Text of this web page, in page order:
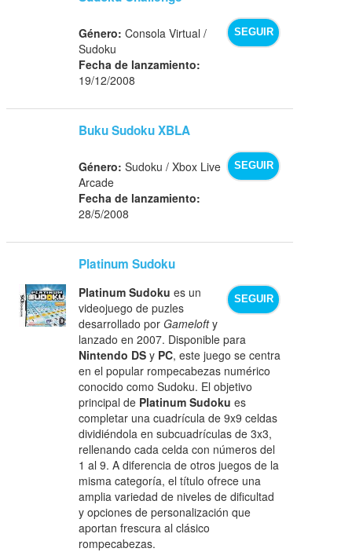
SEGUIR
Género: Consola Virtual /
Sudoku
Fecha de lanzamiento:
19/12/2008
Buku Sudoku XBLA
SEGUIR
Género: Sudoku / Xbox Live
Arcade
Fecha de lanzamiento:
28/5/2008
Platinum Sudoku
SEGUIR
Platinum Sudoku es un
videojuego de puzles
desarrollado porGamelofty
lanzado en 2007. Disponible para
Nintendo DS y PC, este juego se centra
en el popular rompecabezas numérico
conocido como Sudoku. El objetivo
principal de Platinum Sudoku es
completar una cuadrícula de 9x9 celdas
dividiéndola en subcuadrículas de 3x3,
rellenando cada celda con números del
1 al 9. A diferencia de otros juegos de la
misma categoría, el título ofrece una
amplia variedad de niveles de dificultad
y opciones de personalización que
aportan frescura al clásico
rompecabezas.